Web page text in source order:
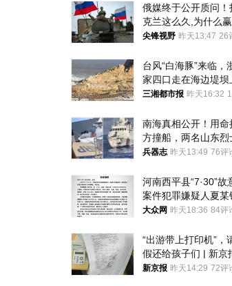
俄媒终于公开质问！
克兰这么久,为什么赢
答案令人沉默
尖锋视野 昨天13:47 26
台风“白海豚”来临，
家四口走在海边堤坝
中9岁男孩被巨浪卷
三湘都市报 昨天16:32
南海真相公开！用命
方撞船，两名山东烈
武警最高荣誉
兵器志 昨天13:49 76评
河南西平县“7·30”故
案件犯罪嫌疑人夏某
获
大众网 昨天18:36 84评
“出游带上打印机”，
假还给孩子们 | 新京
新京报 昨天14:29 72评